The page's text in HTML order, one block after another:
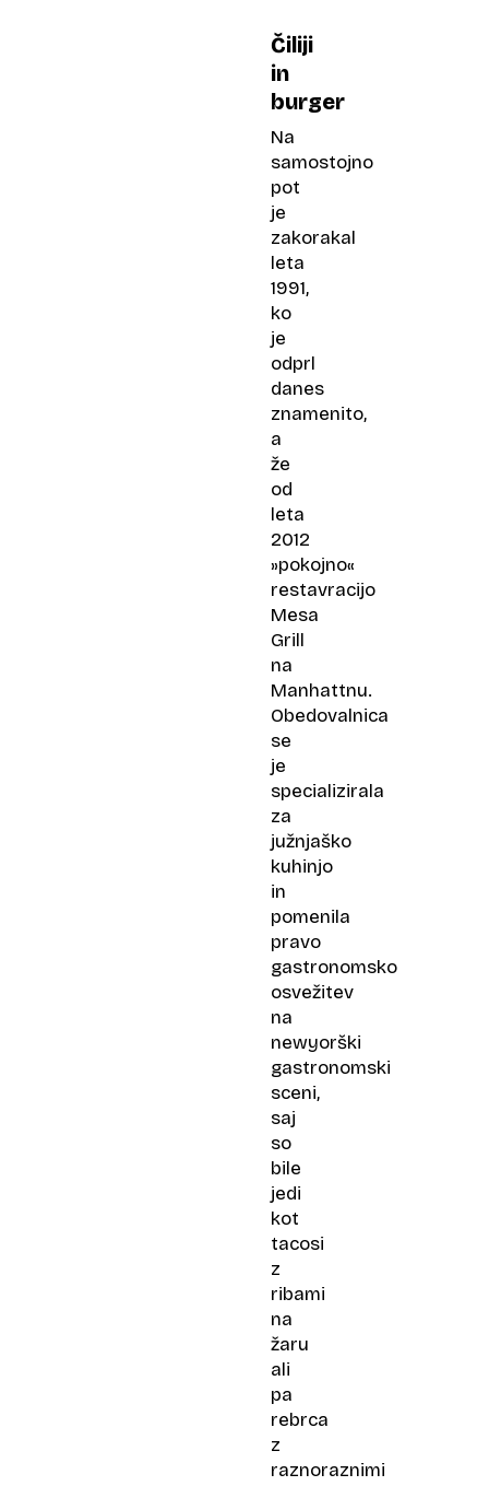
Čiliji
in
burger
Na
samostojno
pot
je
zakorakal
leta
1991,
ko
je
odprl
danes
znamenito,
a
že
od
leta
2012
»pokojno«
restavracijo
Mesa
Grill
na
Manhattnu.
Obedovalnica
se
je
specializirala
za
južnjaško
kuhinjo
in
pomenila
pravo
gastronomsko
osvežitev
na
newyorški
gastronomski
sceni,
saj
so
bile
jedi
kot
tacosi
z
ribami
na
žaru
ali
pa
rebrca
z
raznoraznimi